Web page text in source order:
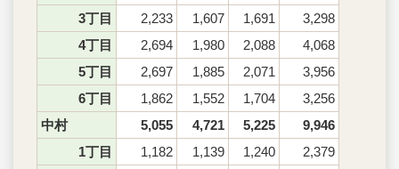
3丁目
2,233 1,607 1,691
3,298
4丁目
2,694 1,980 2,088
4,068
5丁目
2,697 1,885 2,071
3,956
6丁目
1,862 1,552 1,704
3,256
中村
5,055 4,721 5,225
9,946
1丁目
1,182 1,139 1,240
2,379